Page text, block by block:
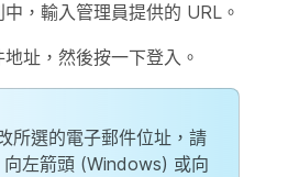
，輸入管理員提供的 URL。
址，然後按一下登入 。
所選的電子郵件位址，請
左箭頭 (Windows) 或向